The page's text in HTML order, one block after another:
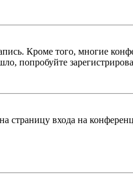
Кроме того, многие
страницу входа на